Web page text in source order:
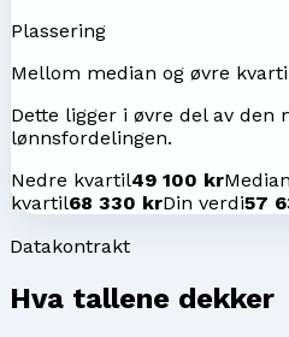
Plassering
Mellom median og øvre
Dette ligger i øvre del av den
lønnsfordelingen.
Nedre kvartil49 100 krMedian
kvartil68 330 krDin verdi57
Datakontrakt
Hva tallene dekker